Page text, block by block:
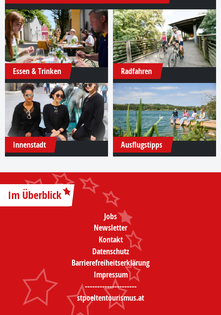
Essen & Trinken Radfahren
Innenstadt Ausflugstipps
Im Überblick
Jobs
Newsletter
Kontakt
Datenschutz
Barrierefreiheitserklärung
Impressum
---------------------
stpoeltentourismus.at